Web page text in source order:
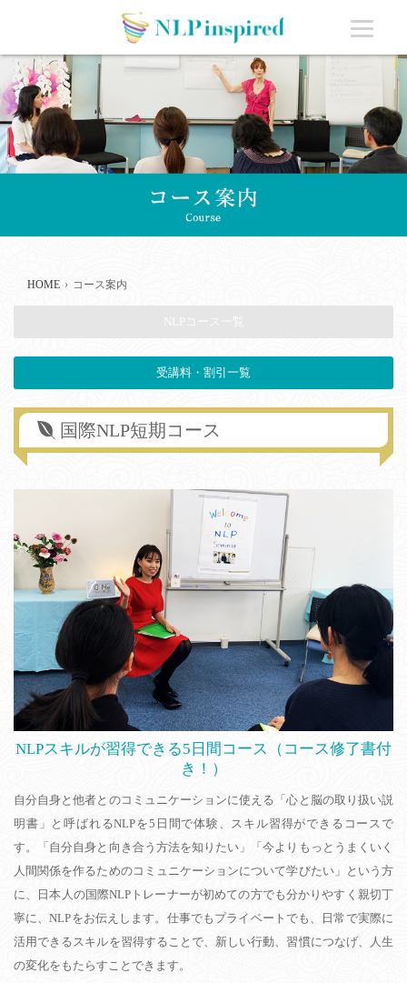
HOME コース案内
NLPコース一覧
受講料・割引一覧
国際NLP短期コース
NLPスキルが習得できる5日間コース（コース修了書付
き！）
自分自身と他者とのコミュニケーションに使える「心と脳の取り扱い説
明書」と呼ばれるNLPを5日間で体験、スキル習得ができるコースで
す。「自分自身と向き合う方法を知りたい」「今よりもっとうまくいく
人間関係を作るためのコミュニケーションについて学びたい」という方
に、日本人の国際NLPトレーナーが初めての方でも分かりやすく親切丁
寧に、NLPをお伝えします。仕事でもプライベートでも、日常で実際に
活用できるスキルを習得することで、新しい行動、習慣につなげ、人生
の変化をもたらすことできます。